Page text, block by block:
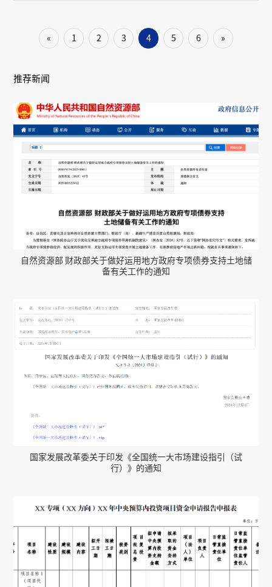
« 1 2 3 4 5 6 »
推荐新闻
自然资源部 财政部关于做好运用地方政府专项债券支持土地储
备有关工作的通知
国家发展改革委关于印发《全国统一大市场建设指引（试
行）》的通知